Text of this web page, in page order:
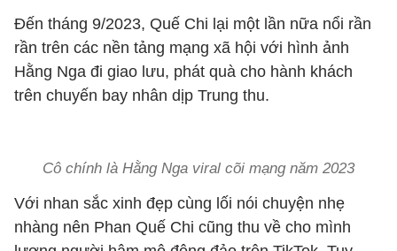
Đến tháng 9/2023, Quế Chi lại một lần nữa nổi rần
rần trên các nền tảng mạng xã hội với hình ảnh
Hằng Nga đi giao lưu, phát quà cho hành khách
trên chuyến bay nhân dịp Trung thu.
Cô chính là Hằng Nga viral cõi mạng năm 2023
Với nhan sắc xinh đẹp cùng lối nói chuyện nhẹ
nhàng nên Phan Quế Chi cũng thu về cho mình